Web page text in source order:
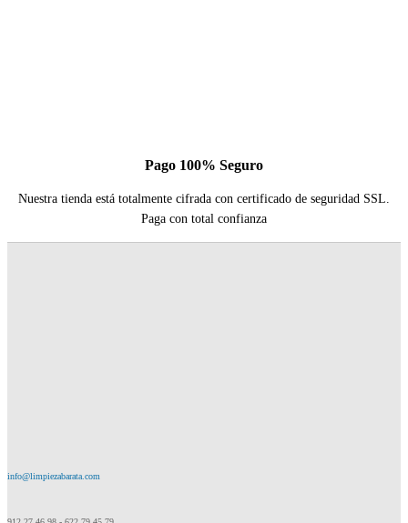
Pago 100% Seguro
Nuestra tienda está totalmente cifrada con certificado de seguridad SSL.
Paga con total confianza
info@limpiezabarata.com